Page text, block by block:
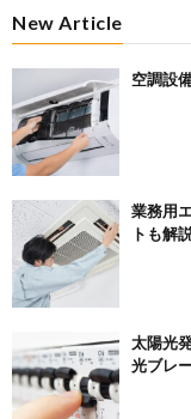
New Article
空調設
業務用
トも解
太陽光
光ブレ